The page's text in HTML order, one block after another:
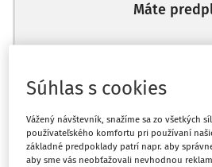
Máte
Ups, zatiaľ ste si
začiatok...
Súhlas s cookies
Vážený návštevník, snažíme sa zo všetkých
používateľského komfortu pri používaní
základné predpoklady patrí napr. aby
aby sme vás neobťažovali nevhodnou